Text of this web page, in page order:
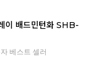
이 배드민턴화 SHB-
베스트 셀러